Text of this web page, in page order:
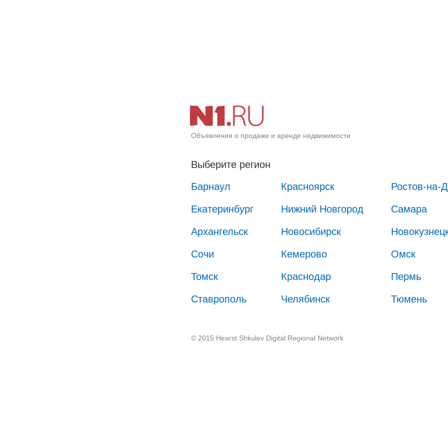
Объявления о продаже и аренде недвижимости
Выберите регион
Барнаул
Красноярск Ростов-на-
Екатеринбург Нижний Новгород Самара
Архангельск Новосибирск
Сочи Кемерово Омск
Томск Краснодар Пермь
Ставрополь Челябинск Тюмень
© 2015 Hearst Shkulev Digital Regional Network